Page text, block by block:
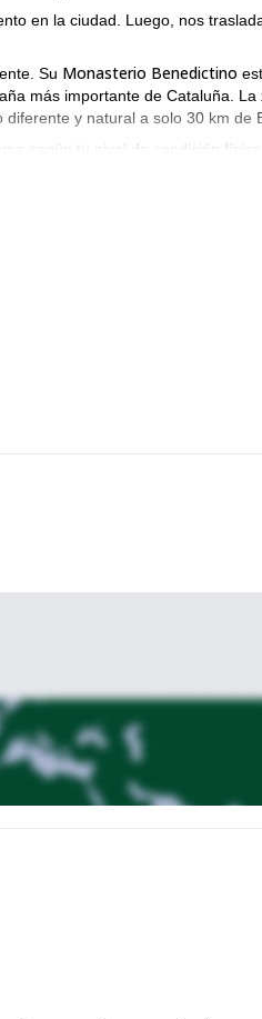
en la ciudad. Luego, nos
Su Monasterio Benedictino
más importante de Cataluña.
diferente y natural a solo 30 km de
según tu nivel de condición
a mí en este programa en tu